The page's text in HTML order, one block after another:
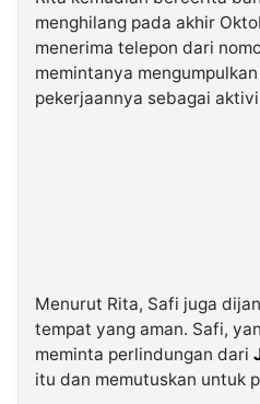
menghilang pada akhir
menerima telepon dari
memintanya
pekerjaannya sebagai
Menurut Rita, Safi juga
tempat yang aman. Safi,
meminta perlindungan dari
itu dan memutuskan untuk